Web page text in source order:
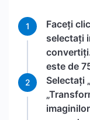
1
Faceți
selectați
este de
2
Selectați